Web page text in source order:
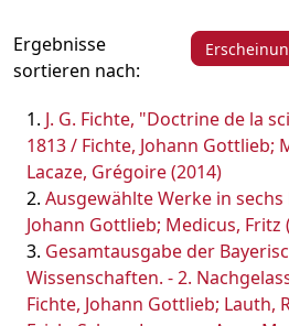
Ergebnisse
sortieren nach:
J. G. Fichte, "Doctrine de la
1813 / Fichte, Johann Gottlieb;
Lacaze, Grégoire (2014)
Ausgewählte Werke in sechs
Johann Gottlieb; Medicus, Fritz
Gesamtausgabe der
Wissenschaften. - 2.
Fichte, Johann Gottlieb; Lauth,